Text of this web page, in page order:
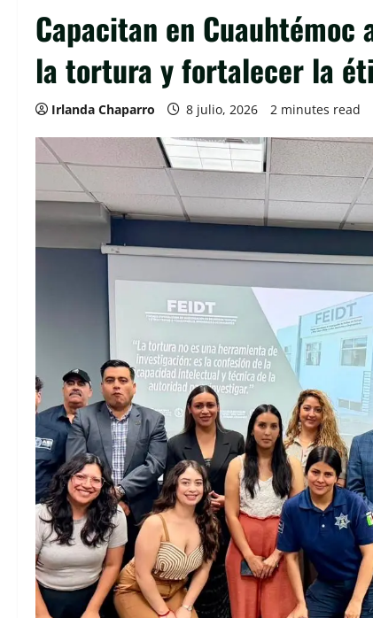
Capacitan en
la tortura y fortalecer la
Irlanda Chaparro 8 julio, 2026 2 minutes read